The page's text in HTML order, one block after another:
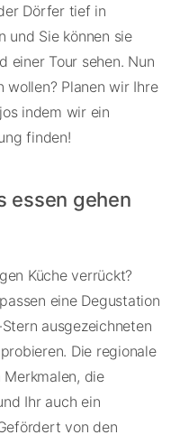
Dörfer tief in
und Sie können sie
einer Tour sehen. Nun
wollen? Planen wir Ihre
indem wir ein
finden!
essen gehen
Küche verrückt?
eine Degustation
ausgezeichneten
Die regionale
die
Ihr auch ein
von den